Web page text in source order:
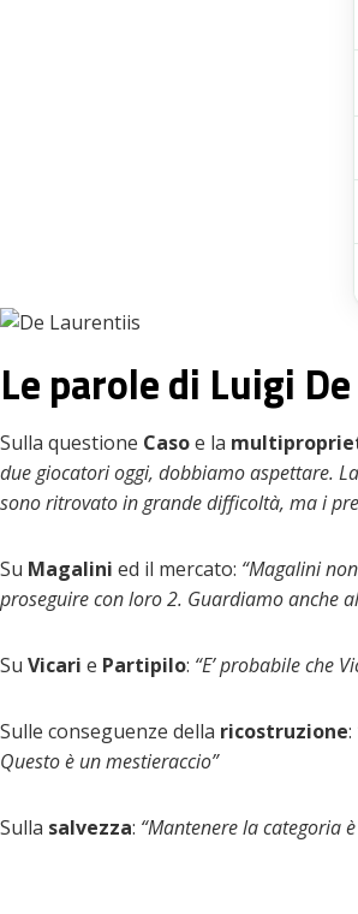
Le parole di Luigi
Sulla questione Casoe la
due giocatori oggi, dobbiamo aspettare.
sono ritrovato in grande difficoltà, ma i
Su Magalini ed il mercato: “Magalini
proseguire con loro 2. Guardiamo anche
Su Vicari e Partipilo: “E’ probabile che
Sulle conseguenze della ricostruzione:
Questo è un mestieraccio”
Sulla salvezza: “Mantenere la categoria